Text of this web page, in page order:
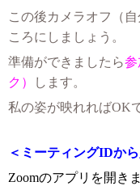
この後カメラオフ（
ころにしましょう。
準備ができましたら参
ク）
します。
私の姿が映れればOK
＜ミーティングIDか
Zoomのアプリを開きま